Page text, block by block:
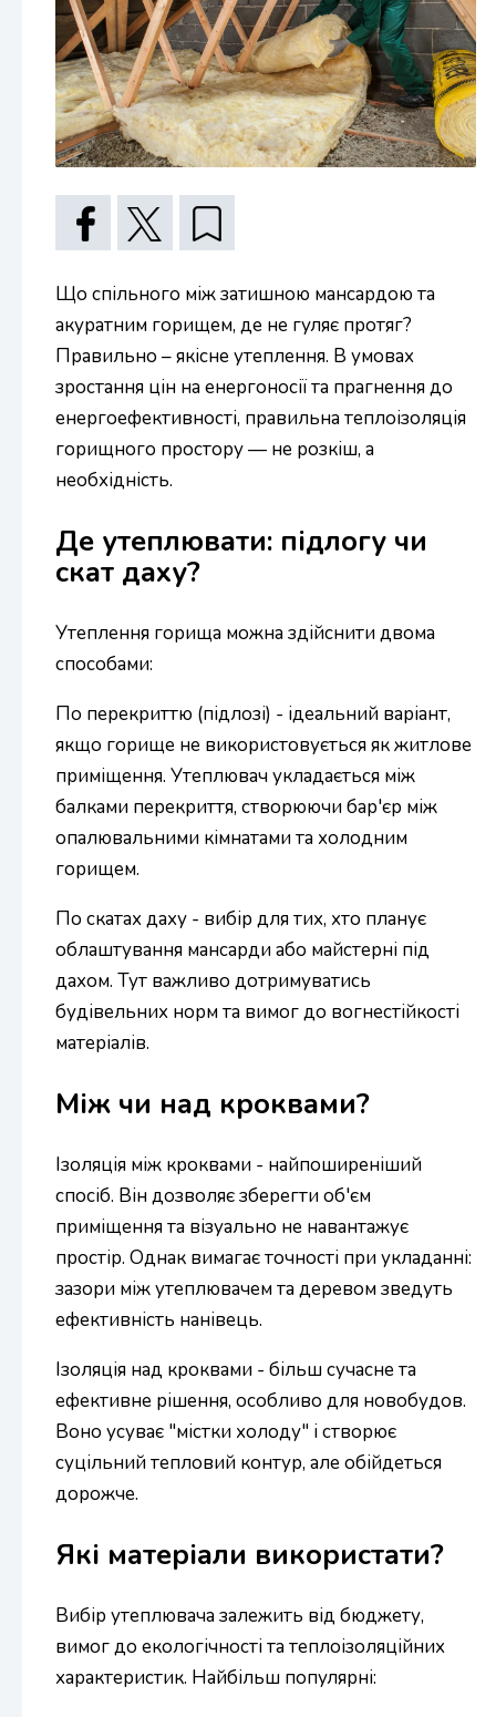
Що спільного між затишною мансардою та
акуратним горищем, де не гуляє протяг?
Правильно – якісне утеплення. В умовах
зростання цін на енергоносії та прагнення до
енергоефективності, правильна теплоізоляція
горищного простору — не розкіш, а
необхідність.
Де утеплювати: підлогу чи
скат даху?
Утеплення горища можна здійснити двома
способами:
По перекриттю (підлозі) - ідеальний варіант,
якщо горище не використовується як житлове
приміщення. Утеплювач укладається між
балками перекриття, створюючи бар'єр між
опалювальними кімнатами та холодним
горищем.
По скатах даху - вибір для тих, хто планує
облаштування мансарди або майстерні під
дахом. Тут важливо дотримуватись
будівельних норм та вимог до вогнестійкості
матеріалів.
Між чи над кроквами?
Ізоляція між кроквами - найпоширеніший
спосіб. Він дозволяє зберегти об'єм
приміщення та візуально не навантажує
простір. Однак вимагає точності при укладанні:
зазори між утеплювачем та деревом зведуть
ефективність нанівець.
Ізоляція над кроквами - більш сучасне та
ефективне рішення, особливо для новобудов.
Воно усуває "містки холоду" і створює
суцільний тепловий контур, але обійдеться
дорожче.
Які матеріали використати?
Вибір утеплювача залежить від бюджету,
вимог до екологічності та теплоізоляційних
характеристик. Найбільш популярні: